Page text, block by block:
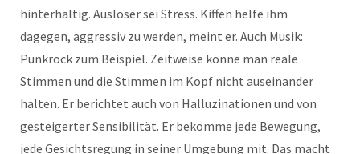
hinterhältig. Auslöser sei Stress. Kiffen helfe ihm
dagegen, aggressiv zu werden, meint er. Auch Musik:
Punkrock zum Beispiel. Zeitweise könne man reale
Stimmen und die Stimmen im Kopf nicht auseinander
halten. Er berichtet auch von Halluzinationen und von
gesteigerter Sensibilität. Er bekomme jede Bewegung,
jede Gesichtsregung in seiner Umgebung mit. Das macht